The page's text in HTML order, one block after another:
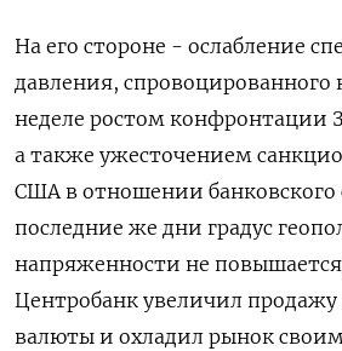
На его стороне - ослабление
давления,
неделе ростом конфронтации
а также ужесточением
США в отношении банковского
последние же дни градус
напряженности не
Центробанк увеличил
валюты и охладил рынок